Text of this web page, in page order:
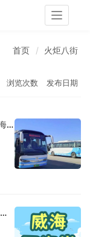
Toggle
首页 火炬八街
浏览次数 发布日期
乘坐城际4号线，打卡布鲁维斯、那香海、海草部落，连线猫头山、火炬八街。
让“网红街”更红！高区西海岸片区更新改造项目持续上新